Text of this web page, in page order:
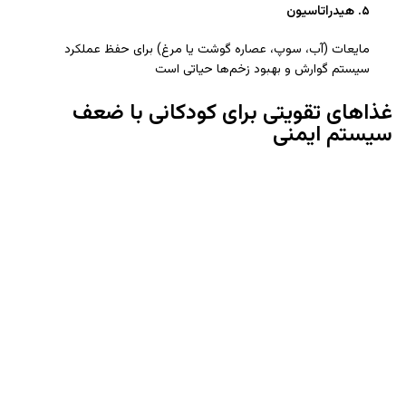
۵. هیدراتاسیون
مایعات (آب، سوپ، عصاره گوشت یا مرغ) برای حفظ عملکرد
سیستم گوارش و بهبود زخم‌ها حیاتی است
غذاهای تقویتی برای کودکانی با ضعف
سیستم ایمنی